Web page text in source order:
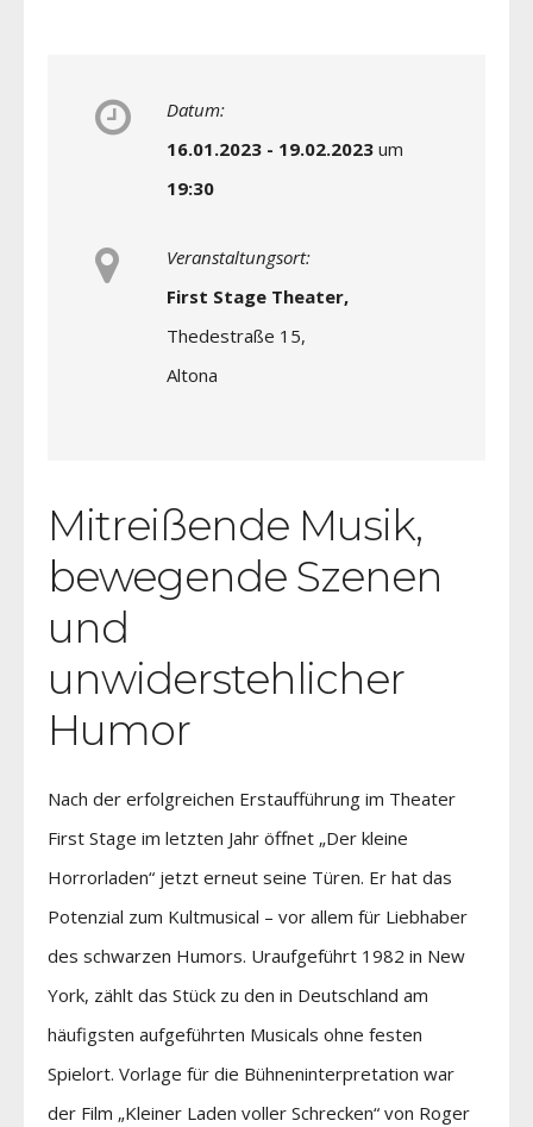
Datum:
16.01.2023 - 19.02.2023 um
19:30
Veranstaltungsort:
First Stage Theater,
Thedestraße 15,
Altona
Mitreißende Musik,
bewegende Szenen
und
unwiderstehlicher
Humor
Nach der erfolgreichen Erstaufführung im Theater
First Stage im letzten Jahr öffnet „Der kleine
Horrorladen“ jetzt erneut seine Türen. Er hat das
Potenzial zum Kultmusical – vor allem für Liebhaber
des schwarzen Humors. Uraufgeführt 1982 in New
York, zählt das Stück zu den in Deutschland am
häufigsten aufgeführten Musicals ohne festen
Spielort. Vorlage für die Bühneninterpretation war
der Film „Kleiner Laden voller Schrecken“ von Roger